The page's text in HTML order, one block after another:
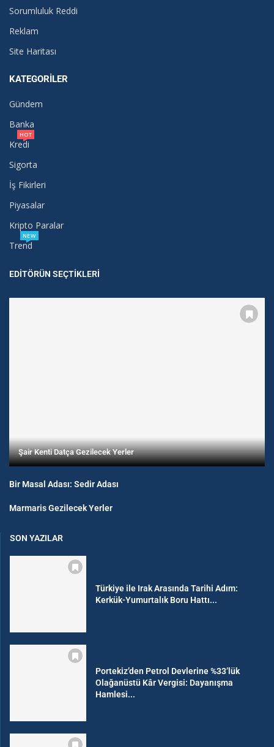
Sorumluluk Reddi
Reklam
Site Haritası
KATEGORILER
Gündem
Banka
Kredi
HOT
Sigorta
İş Fikirleri
Piyasalar
Kripto Paralar
Trend
NEW
EDITÖRÜN SEÇTIKLERI
Şair Kenti Datça Gezilecek Yerler
Bir Masal Adası: Sedir Adası
Marmaris Gezilecek Yerler
SON YAZILAR
Türkiye ile Irak Arasında Tarihi Adım:
Kerkük-Yumurtalık Boru Hattı...
Portekiz’den Petrol Devlerine %33’lük
Olağanüstü Kâr Vergisi: Dayanışma
Hamlesi...